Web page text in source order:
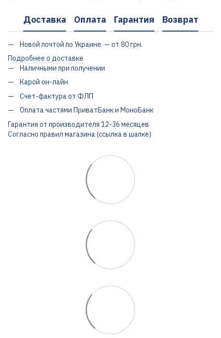
Доставка Оплата Гарантия Возврат
Новой почтой по Украине — от 80 грн.
Подробнее о доставке
Наличными при получении
Карой он-лайн
Счет-фактура от ФЛП
Оплата частями ПриватБанк и МоноБанк
Гарантия от производителя 12-36 месяцев
Согласно правил магазина (ссылка в шапке)